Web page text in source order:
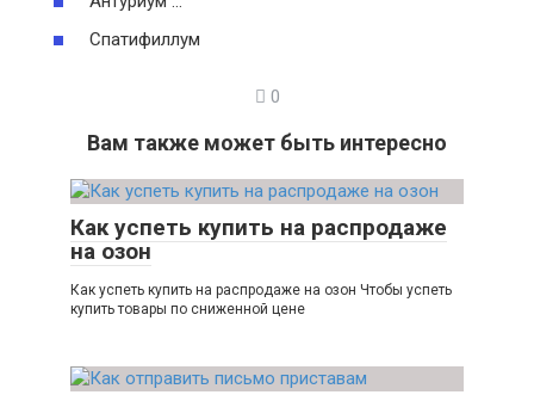
Спатифиллум
0
Вам также может быть интересно
Как успеть купить на распродаже
на озон
Как успеть купить на распродаже на озон Чтобы успеть
купить товары по сниженной цене